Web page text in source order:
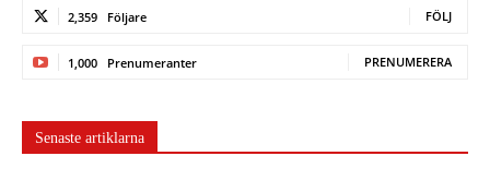
2,359 Följare FÖLJ
1,000 Prenumeranter PRENUMERERA
Senaste artiklarna